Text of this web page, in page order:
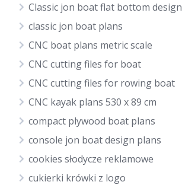
Classic jon boat flat bottom design
classic jon boat plans
CNC boat plans metric scale
CNC cutting files for boat
CNC cutting files for rowing boat
CNC kayak plans 530 x 89 cm
compact plywood boat plans
console jon boat design plans
cookies słodycze reklamowe
cukierki krówki z logo